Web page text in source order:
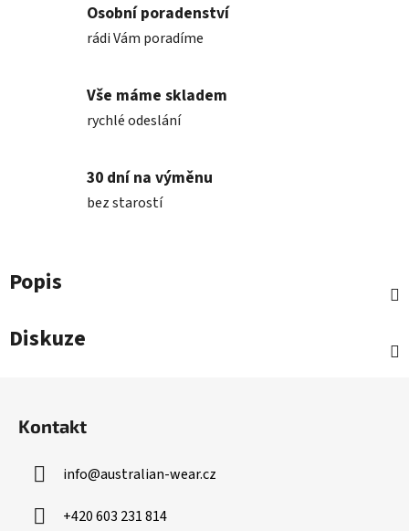
Osobní poradenství
rádi Vám poradíme
Vše máme skladem
rychlé odeslání
30 dní na výměnu
bez starostí
Popis
Diskuze
Kontakt
info@australian-wear.cz
+420 603 231 814